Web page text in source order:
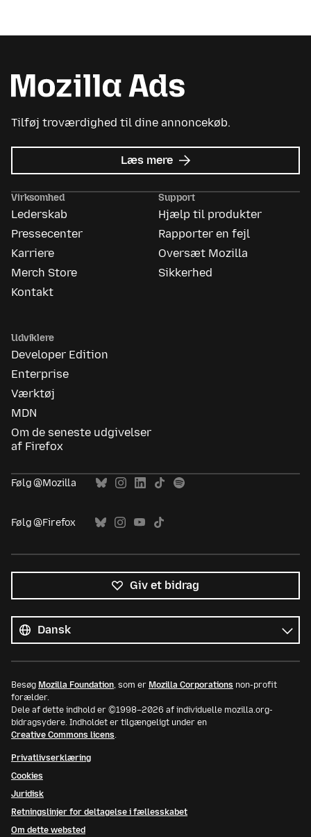
Tilføj troværdighed til dine annoncekøb.
Læs mere om
Mozilla
Virksomhed
Lederskab
Pressecenter
Karriere
Merch Store
Kontakt
Support
Hjælp til produkter
Rapporter en fejl
Oversæt Mozilla
Sikkerhed
Udviklere
Developer Edition
Enterprise
Værktøj
MDN
Om de seneste udgivelser
af Firefox
Følg @Mozilla
Følg @Firefox
Giv et bidrag
sprog
Sprog
Besøg Mozilla Foundation, som er Mozilla Corporations non-profit
forælder.
Dele af dette indhold er ©1998–2026 af individuelle mozilla.org-
bidragsydere. Indholdet er tilgængeligt under en
Creative Commons licens.
Privatlivserklæring
Cookies
Juridisk
Retningslinjer for deltagelse i fællesskabet
Om dette websted